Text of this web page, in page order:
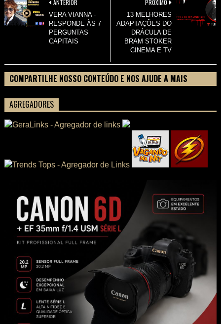
PRÓXIMO
13 MELHORES
ADAPTAÇÕES DO
DRÁCULA DE
BRAM STOKER
CINEMA E TV
ANTERIOR
VERA VIANNA -
RESPONDE ÀS 7
PERGUNTAS
CAPITAIS
COMPARTILHE NOSSO CONTEÚDO E NOS AJUDE A MAIS
AGREGADORES